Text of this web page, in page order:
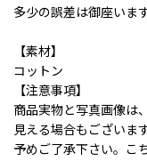
多少の誤差は御座います
【素材】
コットン
【注意事項】
商品実物と写真画像は
見える場合もございます
予めご了承下さい。こ